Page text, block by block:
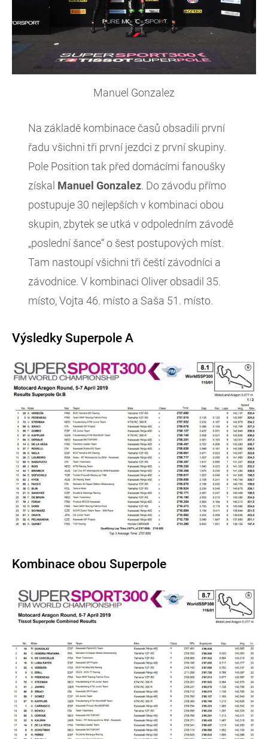
Manuel Gonzalez
Na základě kombinace časů obsadili první
řadu všichni tři první jezdci z první skupiny.
Pole Position tak před domácími fanoušky
získal Manuel Gonzalez. Do závodu přímo
postupuje 30 nejlepších v kombinaci obou
skupin, zbytek se utká v odpoledním závodě
„poslední šance“ o šest postupových míst.
Tam nastoupí všichni tři čeští závodníci a
závodnice. V kombinaci Oliver obsadil 35.
místo, Vojta 46. místo a Saša 51. místo.
Výsledky Superpole A
Kombinace obou Superpole